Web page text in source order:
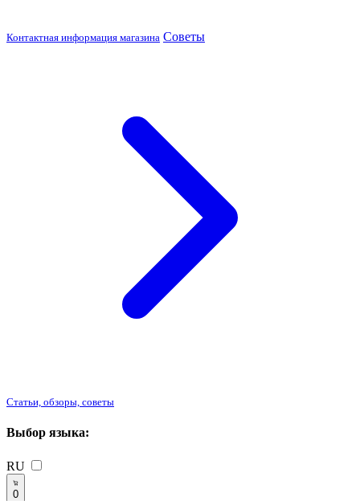
Контактная информация магазина Советы
Статьи, обзоры, советы
Выбор языка:
RU
0